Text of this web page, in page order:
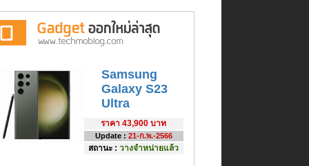
Samsung
Galaxy S23
Ultra
ราคา 43,900 บาท
Update : 21-ก.พ.-2566
สถานะ : วางจำหน่ายแล้ว